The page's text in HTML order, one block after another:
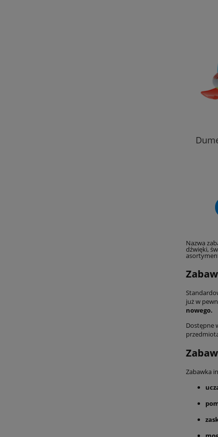
Nazwa
dźwięki,
już w
nowego.
Dostępne
Zabawka